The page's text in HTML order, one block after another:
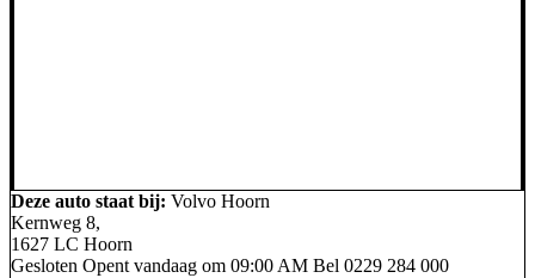
Deze auto staat bij: Volvo Hoorn
Kernweg 8,
1627 LC Hoorn
Gesloten Opent vandaag om 09:00 AM Bel 0229 284 000